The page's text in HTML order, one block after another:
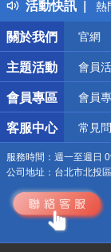
活動快訊
熱
銀
偏
詐
關於我們
官網
主題活動 會員
會員專區 會員
客服中心 常見
服務時間： 週一至週日
公司地址： 台北市北投